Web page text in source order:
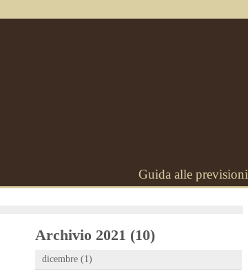
Guida alle previsioni
Archivio 2021 (10)
dicembre (1)